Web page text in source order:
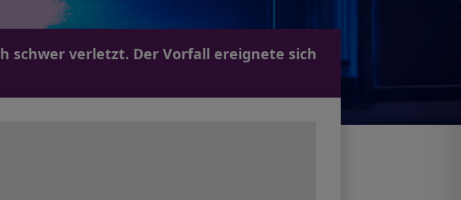
schwer verletzt. Der Vorfall ereignete sich